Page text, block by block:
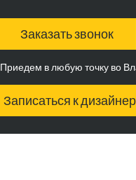
Заказать звонок
Приедем в любую точку во
Записаться к